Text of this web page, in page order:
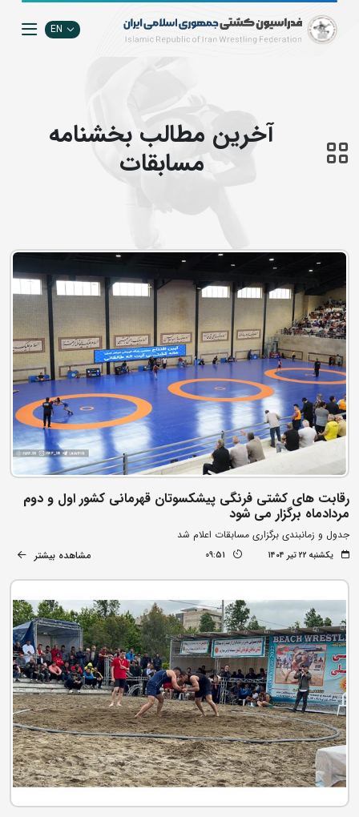
EN
آخرین مطالب بخشنامه
مسابقات
رقابت های کشتی فرنگی پیشکسوتان قهرمانی کشور اول و دوم
مردادماه برگزار می شود
جدول و زمانبندی برگزاری مسابقات اعلام شد
یکشنبه ۲۲ تیر ۱۴۰۴ 09:51 مشاهده بیشتر